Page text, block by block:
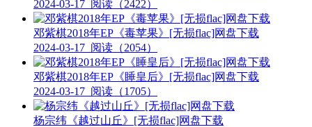
2024-03-17 阅读（2422）
邓紫棋2018年EP《毒苹果》[无损flac]网盘下载
2024-03-17 阅读（2054）
邓紫棋2018年EP《睡皇后》[无损flac]网盘下载
2024-03-17 阅读（1705）
杨宗纬《越过山丘》[无损flac]网盘下载